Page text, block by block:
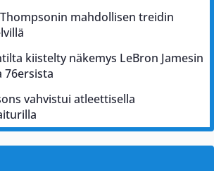
mahdollisen treidin
kiistelty näkemys LeBron Jamesin
76ersista
vahvistui atleettisella